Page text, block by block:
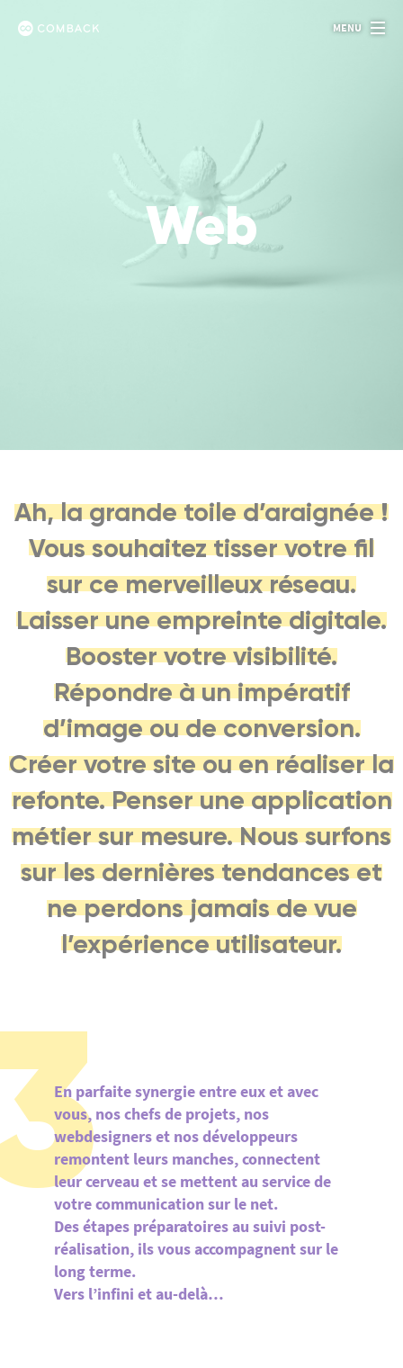
MENU
Web
Ah, la grande toile d’araignée !
Vous souhaitez tisser votre fil
sur ce merveilleux réseau.
Laisser une empreinte digitale.
Booster votre visibilité.
Répondre à un impératif
d’image ou de conversion.
Créer votre site ou en réaliser la
refonte. Penser une application
métier sur mesure. Nous surfons
sur les dernières tendances et
ne perdons jamais de vue
l’expérience utilisateur.
En parfaite synergie entre eux et avec
vous, nos chefs de projets, nos
webdesigners et nos développeurs
remontent leurs manches, connectent
leur cerveau et se mettent au service de
votre communication sur le net.
Des étapes préparatoires au suivi post-
réalisation, ils vous accompagnent sur le
long terme.
Vers l’infini et au-delà…